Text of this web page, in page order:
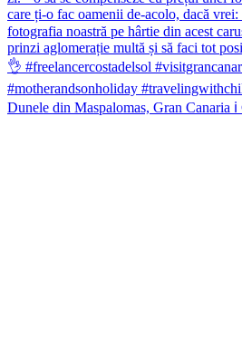
Dunele din Maspalomas, Gran Canaria ℹ️